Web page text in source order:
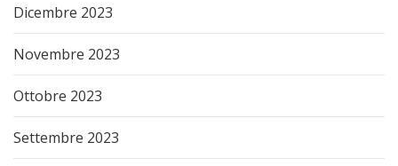
Dicembre 2023
Novembre 2023
Ottobre 2023
Settembre 2023